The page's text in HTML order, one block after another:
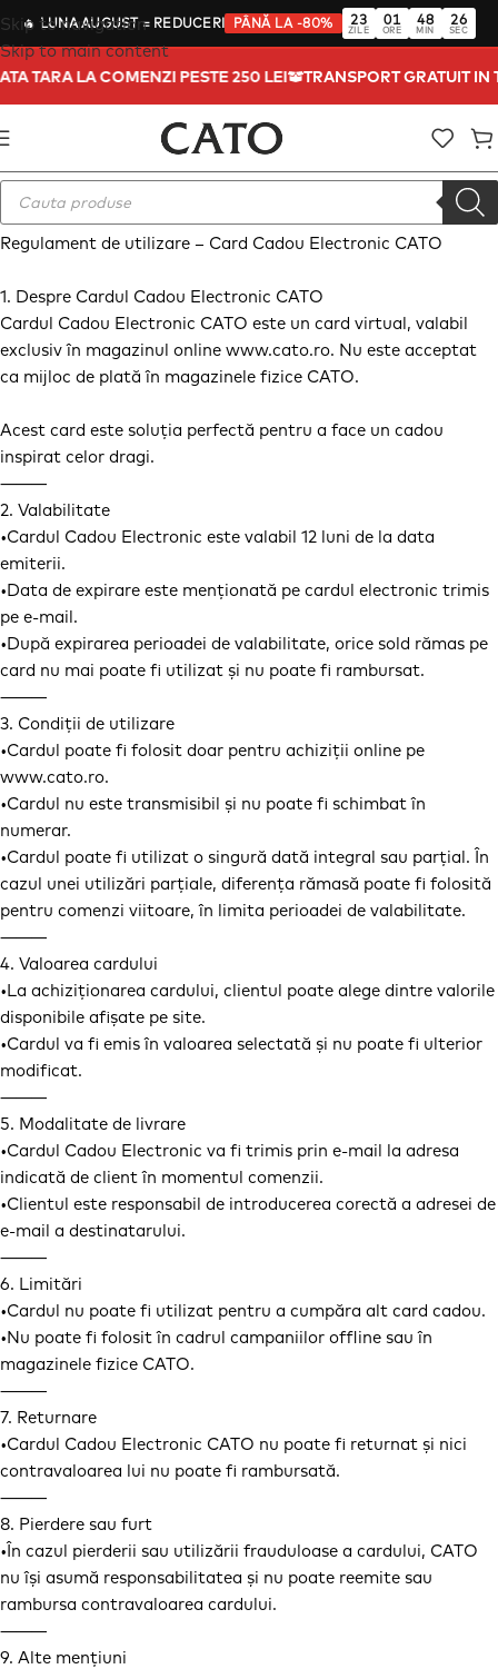
🔥 LUNA AUGUST= REDUCERI PÂNĂ LA -80% 23
ZILE
01
ORE
48
MIN
26
SEC
Skip to navigation
Skip to main content
TARA LA COMENZI PESTE 250 LEI TRANSPORT GRATUIT
Regulament de utilizare – Card Cadou Electronic CATO
1. Despre Cardul Cadou Electronic CATO
Cardul Cadou Electronic CATO este un card virtual, valabil
exclusiv în magazinul online www.cato.ro. Nu este acceptat
ca mijloc de plată în magazinele fizice CATO.
Acest card este soluția perfectă pentru a face un cadou
inspirat celor dragi.
⸻
2. Valabilitate
•Cardul Cadou Electronic este valabil 12 luni de la data
emiterii.
•Data de expirare este menționată pe cardul electronic trimis
pe e-mail.
•După expirarea perioadei de valabilitate, orice sold rămas pe
card nu mai poate fi utilizat și nu poate fi rambursat.
⸻
3. Condiții de utilizare
•Cardul poate fi folosit doar pentru achiziții online pe
www.cato.ro.
•Cardul nu este transmisibil și nu poate fi schimbat în
numerar.
•Cardul poate fi utilizat o singură dată integral sau parțial. În
cazul unei utilizări parțiale, diferența rămasă poate fi folosită
pentru comenzi viitoare, în limita perioadei de valabilitate.
⸻
4. Valoarea cardului
•La achiziționarea cardului, clientul poate alege dintre valorile
disponibile afișate pe site.
•Cardul va fi emis în valoarea selectată și nu poate fi ulterior
modificat.
⸻
5. Modalitate de livrare
•Cardul Cadou Electronic va fi trimis prin e-mail la adresa
indicată de client în momentul comenzii.
•Clientul este responsabil de introducerea corectă a adresei de
e-mail a destinatarului.
⸻
6. Limitări
•Cardul nu poate fi utilizat pentru a cumpăra alt card cadou.
•Nu poate fi folosit în cadrul campaniilor offline sau în
magazinele fizice CATO.
⸻
7. Returnare
•Cardul Cadou Electronic CATO nu poate fi returnat și nici
contravaloarea lui nu poate fi rambursată.
⸻
8. Pierdere sau furt
•În cazul pierderii sau utilizării frauduloase a cardului, CATO
nu își asumă responsabilitatea și nu poate reemite sau
rambursa contravaloarea cardului.
⸻
9. Alte mențiuni